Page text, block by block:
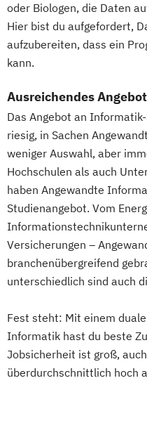
oder Biologen, die Daten
Hier bist du aufgefordert,
aufzubereiten, dass ein
kann.
Ausreichendes Angebot
Das Angebot an
riesig, in Sachen
weniger Auswahl, aber
Hochschulen als auch
haben Angewandte
Studienangebot. Vom
Versicherungen –
branchenübergreifend
unterschiedlich sind auch
Fest steht: Mit einem
Informatik hast du beste
Jobsicherheit ist groß,
überdurchschnittlich hoch